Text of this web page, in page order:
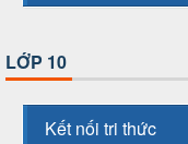
LỚP 10
Kết nối tri thức